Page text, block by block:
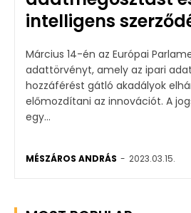
intelligens
Március 14-én az Európai
adattörvényt, amely az ipari
hozzáférést gátló akadályok
előmozdítani az innovációt. A jogszabály tartalmaz
egy...
MÉSZÁROS ANDRÁS - 2023.03.15.